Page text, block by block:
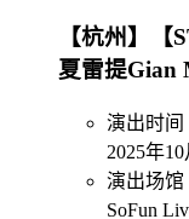
【杭州】【
夏雷提Gian
演出时间
2025年
演出场馆
SoFun